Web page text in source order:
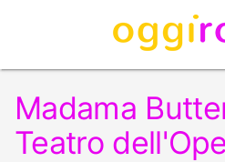
Madama
Teatro